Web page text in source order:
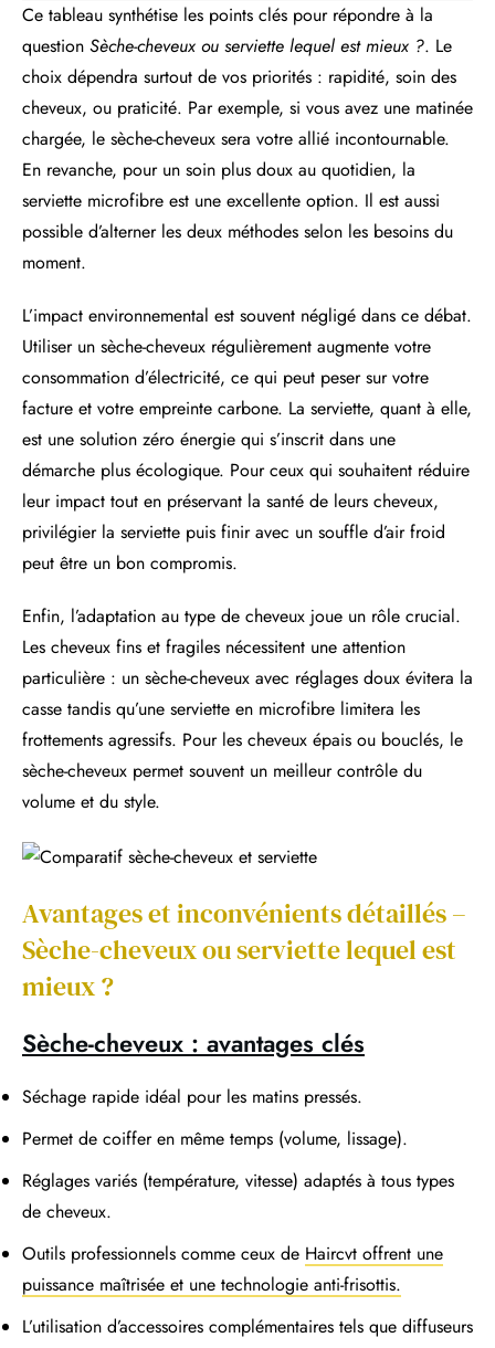
Ce tableau synthétise les points clés pour répondre à la
question Sèche-cheveux ou serviette lequel est mieux ?. Le
choix dépendra surtout de vos priorités : rapidité, soin des
cheveux, ou praticité. Par exemple, si vous avez une matinée
chargée, le sèche-cheveux sera votre allié incontournable.
En revanche, pour un soin plus doux au quotidien, la
serviette microfibre est une excellente option. Il est aussi
possible d’alterner les deux méthodes selon les besoins du
moment.
L’impact environnemental est souvent négligé dans ce débat.
Utiliser un sèche-cheveux régulièrement augmente votre
consommation d’électricité, ce qui peut peser sur votre
facture et votre empreinte carbone. La serviette, quant à elle,
est une solution zéro énergie qui s’inscrit dans une
démarche plus écologique. Pour ceux qui souhaitent réduire
leur impact tout en préservant la santé de leurs cheveux,
privilégier la serviette puis finir avec un souffle d’air froid
peut être un bon compromis.
Enfin, l’adaptation au type de cheveux joue un rôle crucial.
Les cheveux fins et fragiles nécessitent une attention
particulière : un sèche-cheveux avec réglages doux évitera la
casse tandis qu’une serviette en microfibre limitera les
frottements agressifs. Pour les cheveux épais ou bouclés, le
sèche-cheveux permet souvent un meilleur contrôle du
volume et du style.
Avantages et inconvénients détaillés –
Sèche-cheveux ou serviette lequel est
mieux ?
Sèche-cheveux : avantages clés
Séchage rapide idéal pour les matins pressés.
Permet de coiffer en même temps (volume, lissage).
Réglages variés (température, vitesse) adaptés à tous types
de cheveux.
Outils professionnels comme ceux de Haircvt offrent une
puissance maîtrisée et une technologie anti-frisottis.
L’utilisation d’accessoires complémentaires tels que diffuseurs